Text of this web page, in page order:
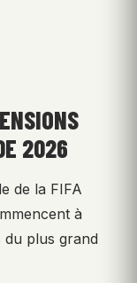
2026
de la FIFA
à
plus grand